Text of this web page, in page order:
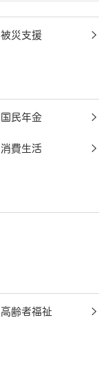
被災支援
国民年金
消費生活
高齢者福祉